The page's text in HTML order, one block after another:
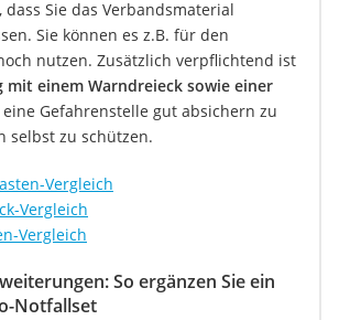
Sie das Verbandsmaterial
Sie können es z.B. für den
nutzen. Zusätzlich verpflichtend ist
mit einem Warndreieck sowie einer
eine Gefahrenstelle gut absichern zu
selbst zu schützen.
Vergleich
Vergleich
Vergleich
So ergänzen Sie ein
Notfallset